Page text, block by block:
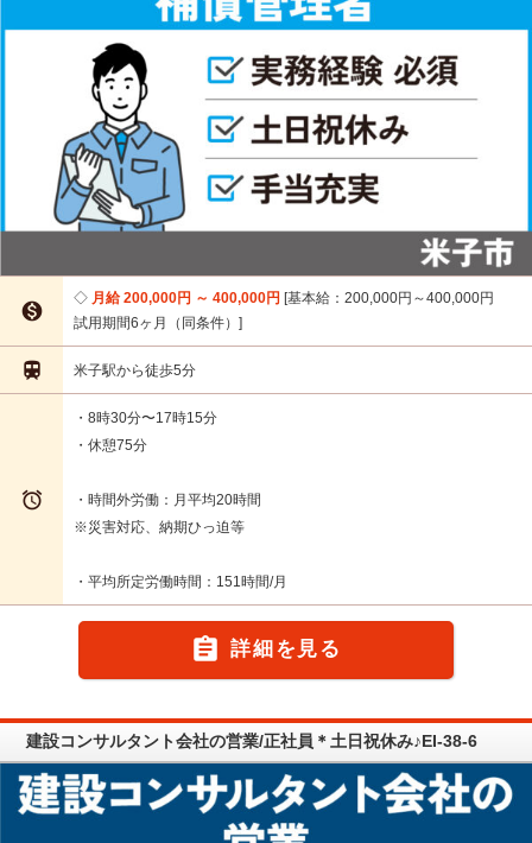

月給 200,000円 ～ 400,000円 基本給：200,000円～400,000円
試用期間6ヶ月（同条件）
 米子駅から徒歩5分

・8時30分〜17時15分
・休憩75分
・時間外労働：月平均20時間
※災害対応、納期ひっ迫等
・平均所定労働時間：151時間/月
 詳細を見る
建設コンサルタント会社の営業/正社員＊土日祝休み♪EI-38-6